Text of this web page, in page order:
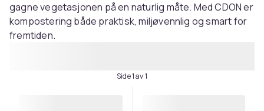
gagne vegetasjonen på en naturlig måte. Med CDON er
kompostering både praktisk, miljøvennlig og smart for
fremtiden.
Side 1 av 1